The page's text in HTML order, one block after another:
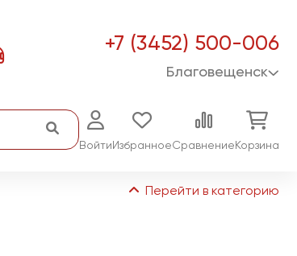
+7 (3452) 500-006
Благовещенск
Войти ИзбранноеСравнение Корзина
Перейти в категорию